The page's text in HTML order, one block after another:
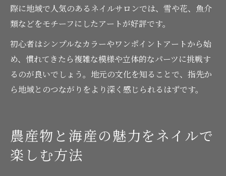
際に地域で人気のあるネイルサロンでは、雪や花、魚介
類などをモチーフにしたアートが好評です。
初心者はシンプルなカラーやワンポイントアートから始
め、慣れてきたら複雑な模様や立体的なパーツに挑戦す
るのが良いでしょう。地元の文化を知ることで、指先か
ら地域とのつながりをより深く感じられるはずです。
農産物と海産の魅力をネイルで
楽しむ方法